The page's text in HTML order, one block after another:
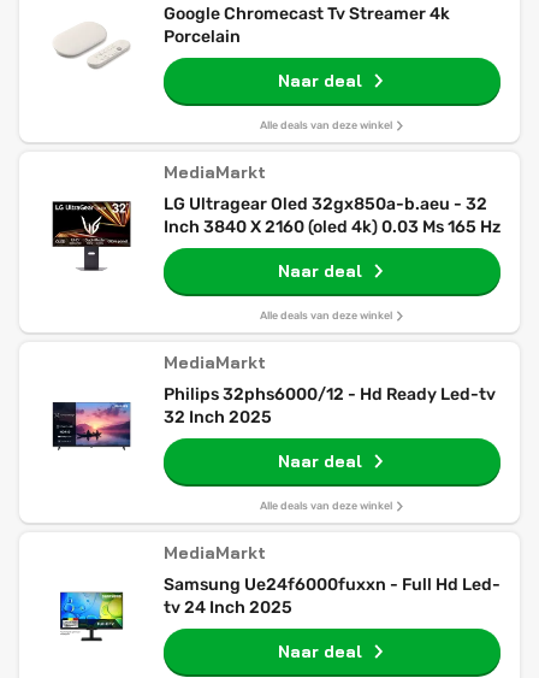
Google Chromecast Tv Streamer 4k
Porcelain
Naar deal
Alle deals van deze winkel
MediaMarkt
LG Ultragear Oled 32gx850a-b.aeu - 32
Inch 3840 X 2160 (oled 4k) 0.03 Ms 165 Hz
Naar deal
Alle deals van deze winkel
MediaMarkt
Philips 32phs6000/12 - Hd Ready Led-tv
32 Inch 2025
Naar deal
Alle deals van deze winkel
MediaMarkt
Samsung Ue24f6000fuxxn - Full Hd Led-
tv 24 Inch 2025
Naar deal